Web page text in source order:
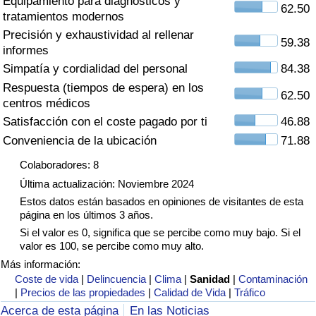
tratamientos modernos
62.50
Precisión y exhaustividad al rellenar
informes
59.38
Simpatía y cordialidad del personal
84.38
Respuesta (tiempos de espera) en los
centros médicos
62.50
Satisfacción con el coste pagado por ti
46.88
Conveniencia de la ubicación
71.88
Colaboradores: 8
Última actualización: Noviembre 2024
Estos datos están basados en opiniones de visitantes de esta
página en los últimos 3 años.
Si el valor es 0, significa que se percibe como muy bajo. Si el
valor es 100, se percibe como muy alto.
Más información:
Coste de vida | Delincuencia |Clima |Sanidad |Contaminación
| Precios de las propiedades |Calidad de Vida |Tráfico
Acerca de esta página En las Noticias
Índice de criminalidad por país
Sanidad
Índice de Sanidad (Actual)
Índice de Sanidad
Contaminación
Índice de Contaminación (Actual)
Índice de contaminación
Índice de Contaminación por País